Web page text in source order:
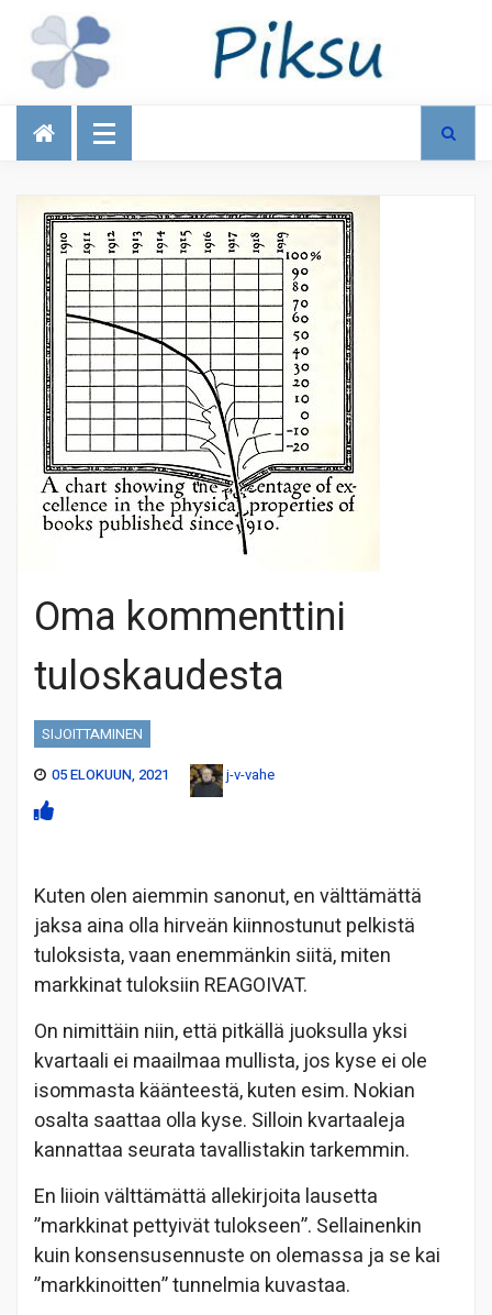
Talous
Oma kommenttini
tuloskaudesta
SIJOITTAMINEN
05 ELOKUUN, 2021
j-v-vahe
Kuten olen aiemmin sanonut, en välttämättä
jaksa aina olla hirveän kiinnostunut pelkistä
tuloksista, vaan enemmänkin siitä, miten
markkinat tuloksiin REAGOIVAT.
On nimittäin niin, että pitkällä juoksulla yksi
kvartaali ei maailmaa mullista, jos kyse ei ole
isommasta käänteestä, kuten esim. Nokian
osalta saattaa olla kyse. Silloin kvartaaleja
kannattaa seurata tavallistakin tarkemmin.
En liioin välttämättä allekirjoita lausetta
”markkinat pettyivät tulokseen”. Sellainenkin
kuin konsensusennuste on olemassa ja se kai
”markkinoitten” tunnelmia kuvastaa.